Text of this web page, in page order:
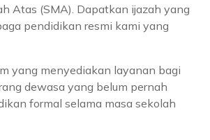
Atas (SMA). Dapatkan ijazah yang
pendidikan resmi kami yang
yang menyediakan layanan bagi
dewasa yang belum pernah
formal selama masa sekolah